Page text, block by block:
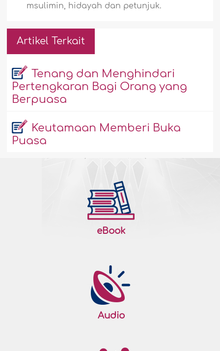
msulimin, hidayah dan petunjuk.
Artikel Terkait
Tenang dan Menghindari
Pertengkaran Bagi Orang yang
Berpuasa
Keutamaan Memberi Buka
Puasa
eBook
Audio